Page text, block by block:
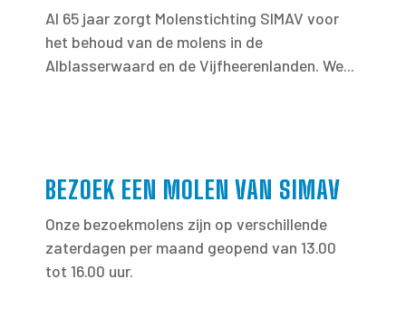
Al 65 jaar zorgt Molenstichting SIMAV voor
het behoud van de molens in de
Alblasserwaard en de Vijfheerenlanden. We...
BEZOEK EEN MOLEN VAN SIMAV
Onze bezoekmolens zijn op verschillende
zaterdagen per maand geopend van 13.00
tot 16.00 uur.